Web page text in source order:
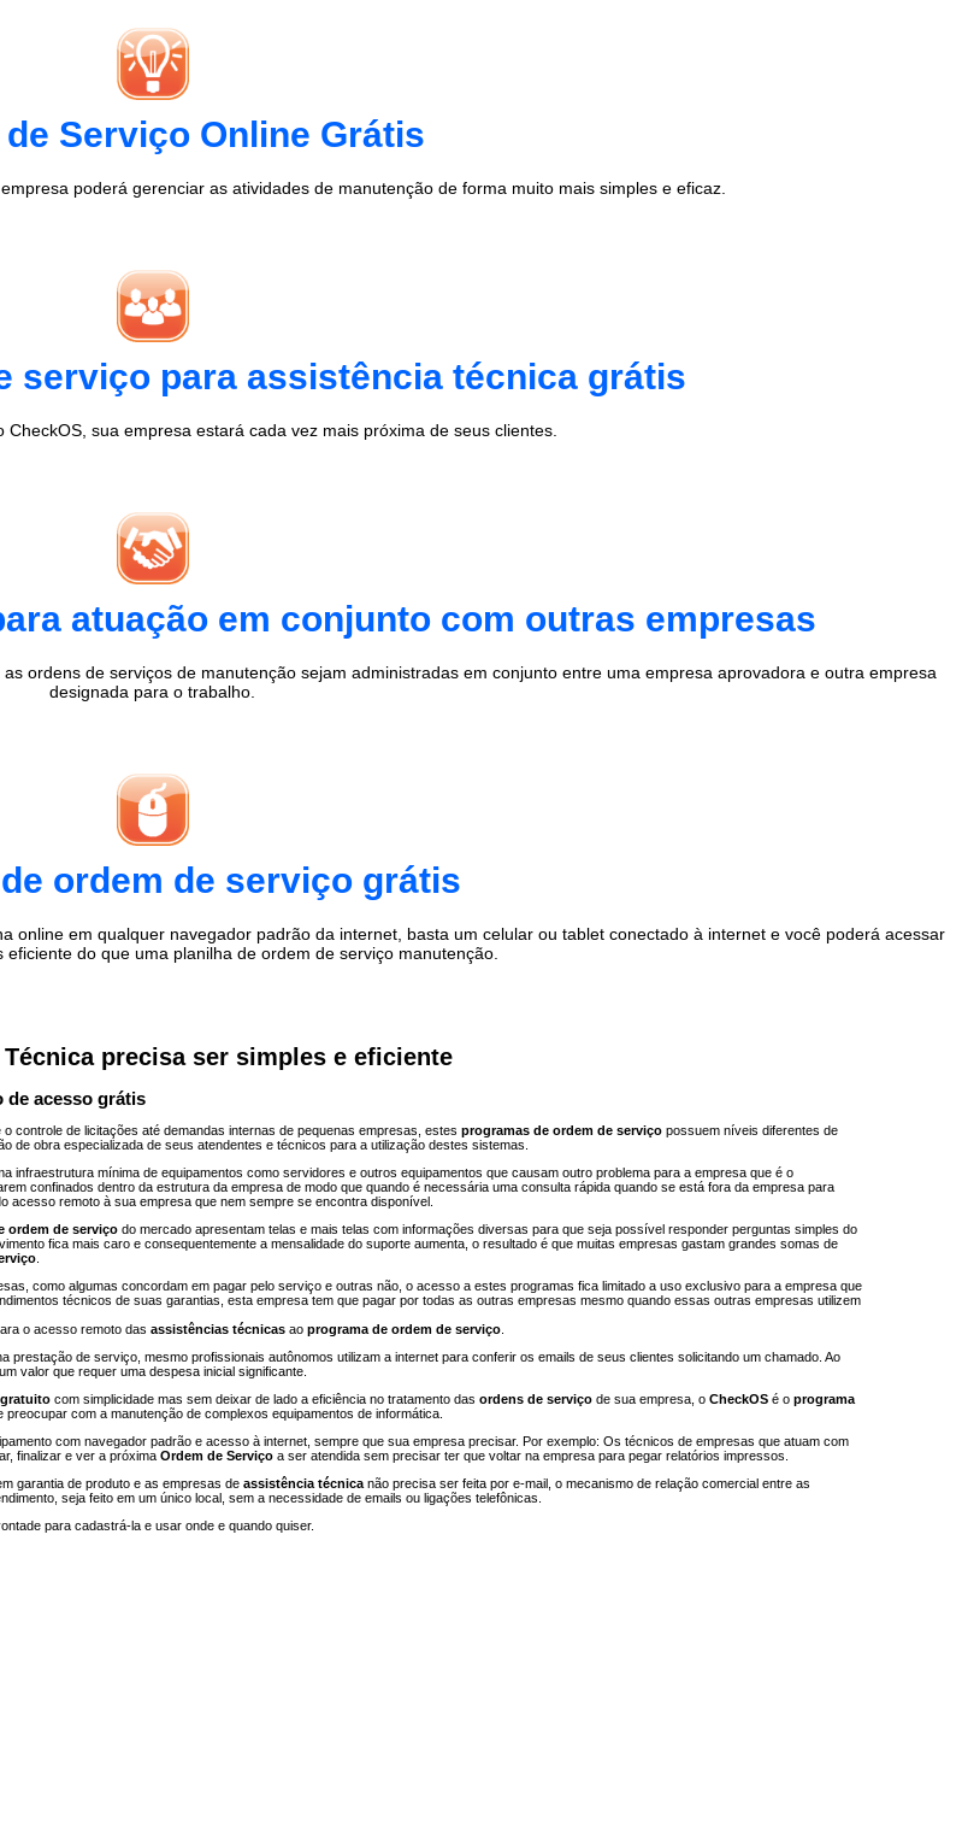
Serviço Online Grátis
poderá gerenciar as atividades de manutenção de forma muito mais simples e eficaz.
serviço para assistência técnica grátis
sua empresa estará cada vez mais próxima de seus clientes.
atuação em conjunto com outras empresas
ordens de serviços de manutenção sejam administradas em conjunto entre uma empresa aprovadora e outra empresa
designada para o trabalho.
ordem de serviço grátis
online em qualquer navegador padrão da internet, basta um celular ou tablet conectado à internet e você poderá acessar
do que uma planilha de ordem de serviço manutenção.
precisa ser simples e eficiente
de acesso grátis
o controle de licitações até demandas internas de pequenas empresas, estesprogramas de ordem de serviço possuem níveis diferentes de
de obra especializada de seus atendentes e técnicos para a utilização destes sistemas.
infraestrutura mínima de equipamentos como servidores e outros equipamentos que causam outro problema para a empresa que é o
confinados dentro da estrutura da empresa de modo que quando é necessária uma consulta rápida quando se está fora da empresa para
remoto à sua empresa que nem sempre se encontra disponível.
ordem de serviço do mercado apresentam telas e mais telas com informações diversas para que seja possível responder perguntas simples do
fica mais caro e consequentemente a mensalidade do suporte aumenta, o resultado é que muitas empresas gastam grandes somas de
como algumas concordam em pagar pelo serviço e outras não, o acesso a estes programas fica limitado a uso exclusivo para a empresa que
técnicos de suas garantias, esta empresa tem que pagar por todas as outras empresas mesmo quando essas outras empresas utilizem
o acesso remoto dasassistências técnicas aoprograma de ordem de serviço
de serviço, mesmo profissionais autônomos utilizam a internet para conferir os emails de seus clientes solicitando um chamado. Ao
valor que requer uma despesa inicial significante.
gratuito com simplicidade mas sem deixar de lado a eficiência no tratamento dasordens de serviço de sua empresa, oCheckOS é oprograma
preocupar com a manutenção de complexos equipamentos de informática.
com navegador padrão e acesso à internet, sempre que sua empresa precisar. Por exemplo: Os técnicos de empresas que atuam com
finalizar e ver a próximaOrdem de Serviço a ser atendida sem precisar ter que voltar na empresa para pegar relatórios impressos.
garantia de produto e as empresas deassistência técnica não precisa ser feita por e-mail, o mecanismo de relação comercial entre as
seja feito em um único local, sem a necessidade de emails ou ligações telefônicas.
para cadastrá-la e usar onde e quando quiser.